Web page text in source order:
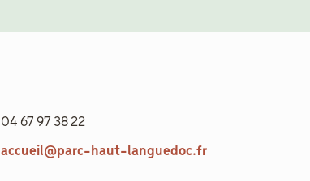
04 67 97 38 22
accueil@parc-haut-languedoc.fr